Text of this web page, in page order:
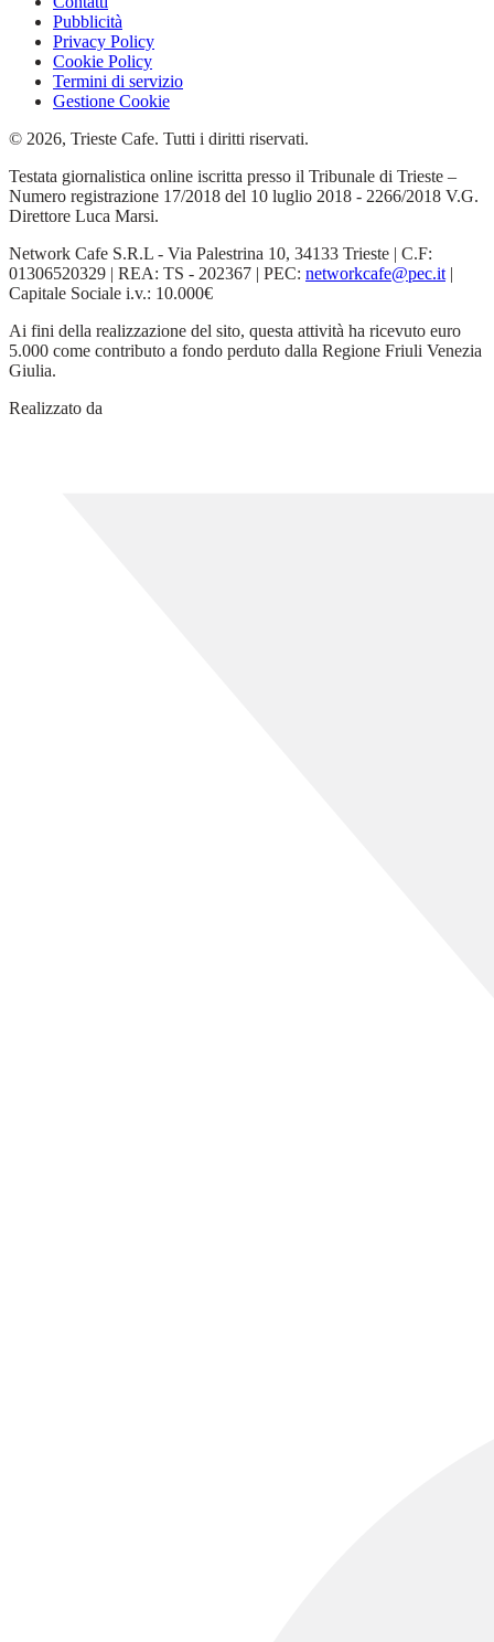
Pubblicità
Privacy Policy
Cookie Policy
Termini di servizio
Gestione Cookie
© 2026, Trieste Cafe. Tutti i diritti riservati.
Testata giornalistica online iscritta presso il Tribunale di Trieste –
Numero registrazione 17/2018 del 10 luglio 2018 - 2266/2018 V.G.
Direttore Luca Marsi.
Network Cafe S.R.L - Via Palestrina 10, 34133 Trieste | C.F:
01306520329 | REA: TS - 202367 | PEC: networkcafe@pec.it |
Capitale Sociale i.v.: 10.000€
Ai fini della realizzazione del sito, questa attività ha ricevuto euro
5.000 come contributo a fondo perduto dalla Regione Friuli Venezia
Giulia.
Realizzato da